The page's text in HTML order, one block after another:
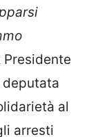
Presidente
deputata
al
arresti